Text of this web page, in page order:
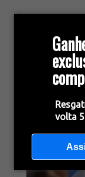
volta